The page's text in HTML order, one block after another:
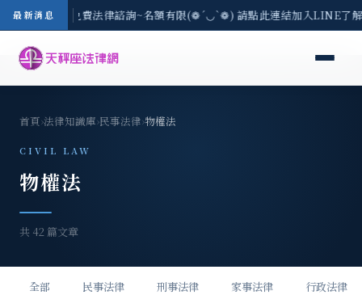
最新消息
一) 現場免費法律諮詢~名額有限(❁´◡`❁) 請點此連結加入LINE了解
首頁›法律知識庫›民事法律›物權法
CIVIL LAW
物權法
共 42 篇文章
全部 民事法律 刑事法律 家事法律 行政法律